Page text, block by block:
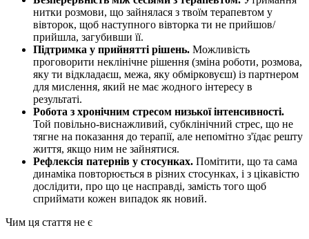
нитки розмови, що зайнялася з твоїм терапевтом у
вівторок, щоб наступного вівторка ти не прийшов/
прийшла, загубивши її.
Підтримка у прийнятті рішень. Можливість
проговорити неклінічне рішення (зміна роботи, розмова,
яку ти відкладаєш, межа, яку обмірковуєш) із партнером
для мислення, який не має жодного інтересу в
результаті.
Робота з хронічним стресом низької інтенсивності.
Той повільно-виснажливий, субклінічний стрес, що не
тягне на показання до терапії, але непомітно з'їдає решту
життя, якщо ним не зайнятися.
Рефлексія патернів у стосунках. Помітити, що та сама
динаміка повторюється в різних стосунках, і з цікавістю
дослідити, про що це насправді, замість того щоб
сприймати кожен випадок як новий.
Чим ця стаття не є